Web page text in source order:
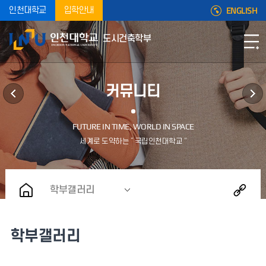
인천대학교 입학안내 ENGLISH
도시건축학부
커뮤니티
학부갤러리
학부갤러리